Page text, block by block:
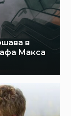
в
Макса